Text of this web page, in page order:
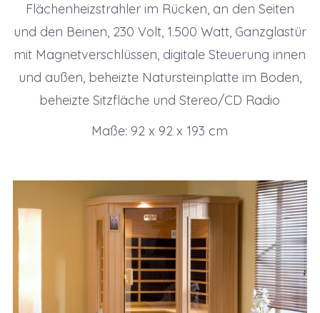
Flächenheizstrahler im Rücken, an den Seiten
und den Beinen, 230 Volt, 1.500 Watt, Ganzglastür
mit Magnetverschlüssen, digitale Steuerung innen
und außen, beheizte Natursteinplatte im Boden,
beheizte Sitzfläche und Stereo/CD Radio
Maße: 92 x 92 x 193 cm